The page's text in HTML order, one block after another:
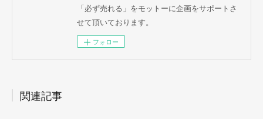
「必ず売れる」をモットーに企画をサポートさ
せて頂いております。
フォロー
関連記事